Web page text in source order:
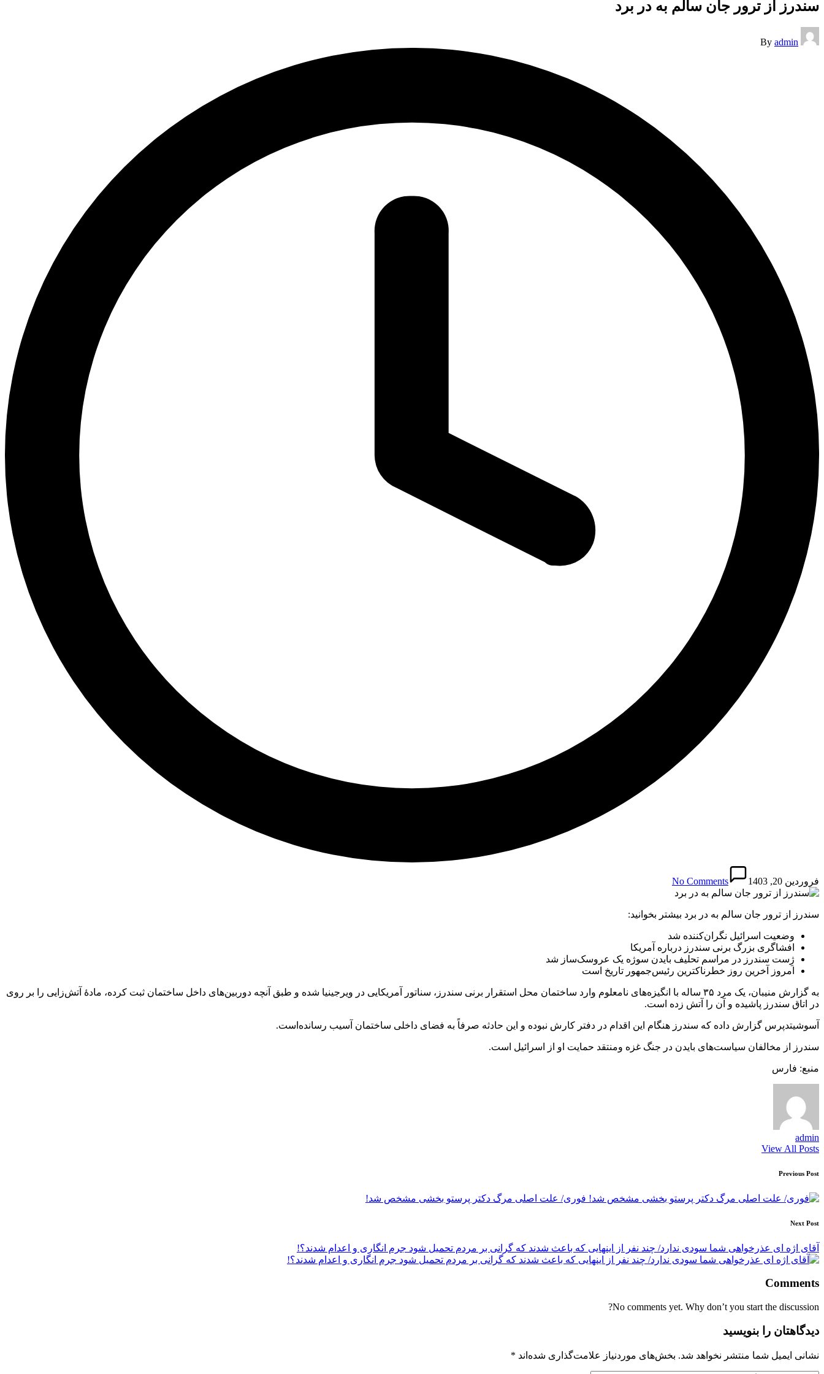
سندرز از ترور جان سالم به در برد
Posted
by
By admin
فروردین 20, 1403 No Comments
سندرز از ترور جان سالم به در برد بیشتر بخوانید:
وضعیت اسرائیل نگران‌کننده شد
افشاگری بزرگ برنی سندرز درباره آمریکا
ژِست سندرز در مراسم تحلیف بایدن سوژه یک عروسک‌ساز شد
امروز آخرین روز خطرناکترین رئیس‌جمهور تاریخ است
به گزارش منیبان، یک مرد ۳۵ ساله با انگیزه‌های نامعلوم وارد ساختمان محل استقرار برنی سندرز، سناتور آمریکایی در ویرجینیا شده و طبق آنچه دوربین‌های داخل ساختمان ثبت کرده، مادهٔ آتش‌زایی را بر روی
در اتاق سندرز پاشیده و آن را آتش زده است.
آسوشیتدپرس گزارش داده که سندرز هنگام این اقدام در دفتر کارش نبوده و این حادثه صرفاً به فضای داخلی ساختمان آسیب رسانده‌است.
سندرز از مخالفان سیاست‌های بایدن در جنگ غزه و‌منتقد حمایت او از اسرائیل است.
منبع: فارس
admin
View All Posts
Post
navigation
Previous Post
فوری/ علت اصلی مرگ دکتر پرستو بخشی مشخص شد!
Next Post
آقای اژه ای عذرخواهی شما سودی ندارد/ چند نفر از اینهایی که باعث شدند که گرانی بر مردم تحمیل شود جرم انگاری و اعدام شدند؟!
Comments
No comments yet. Why don’t you start the discussion?
دیدگاهتان را بنویسید
نشانی ایمیل شما منتشر نخواهد شد. بخش‌های موردنیاز علامت‌گذاری شده‌اند *